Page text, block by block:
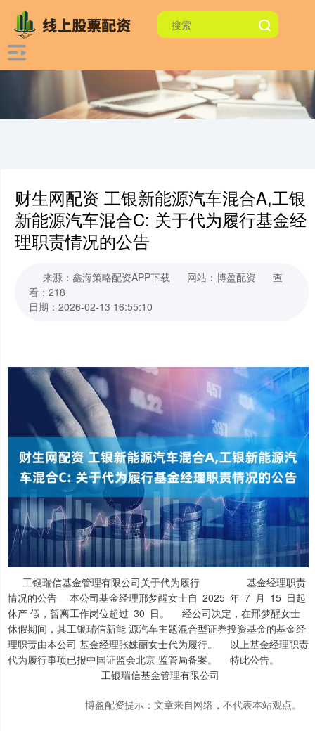
财生网配资 工银新能源汽车混合A,工银
新能源汽车混合C: 关于代为履行基金经
理职责情况的公告
来源：鑫海策略配资APP下载 网站：博盈配资
查
看：218
日期：2026-02-13 16:55:10
工银瑞信基金管理有限公司关于代为履行 基金经理职责
情况的公告 本公司基金经理邢梦醒女士自 2025 年 7 月 15 日起
休产 假，暂离工作岗位超过 30 日。 经公司决定，在邢梦醒女士
休假期间，其工银瑞信新能 源汽车主题混合型证券投资基金的基金经
理职责由本公司 基金经理张姝丽女士代为履行。 以上基金经理职责
代为履行事项已报中国证监会北京 监管局备案。 特此公告。
工银瑞信基金管理有限公司
博盈配资提示：文章来自网络，不代表本站观点。